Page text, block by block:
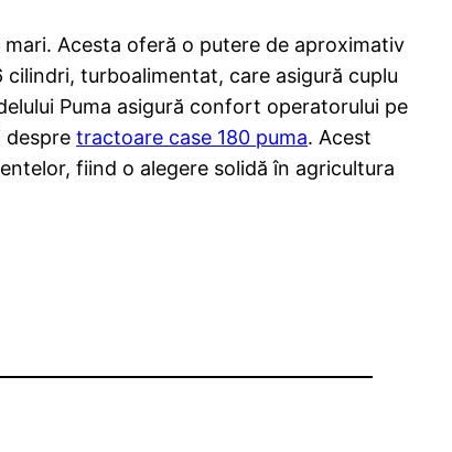
Acesta oferă o putere de aproximativ
turboalimentat, care asigură cuplu
Puma asigură confort operatorului pe
despre tractoare case 180 puma. Acest
fiind o alegere solidă în agricultura